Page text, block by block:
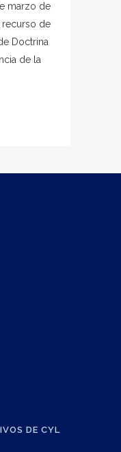
marzo de
recurso de
Doctrina
de la
DE CYL